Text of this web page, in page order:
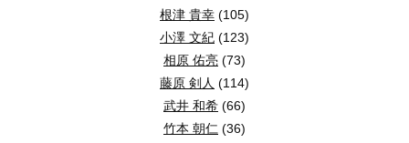
根津 貴幸 (105)
小澤 文紀 (123)
相原 佑亮 (73)
藤原 剣人 (114)
武井 和希 (66)
竹本 朝仁 (36)